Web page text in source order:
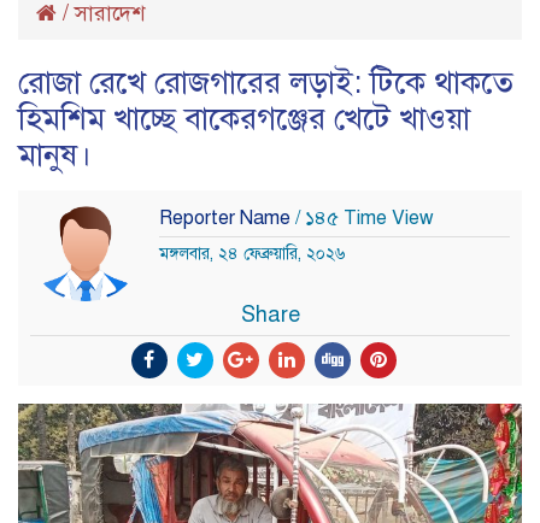
/সারাদেশ
রোজা রেখে রোজগারের লড়াই: টিকে থাকতে
হিমশিম খাচ্ছে বাকেরগঞ্জের খেটে খাওয়া
মানুষ।
Reporter Name / ১৪৫ Time View
মঙ্গলবার, ২৪ ফেব্রুয়ারি, ২০২৬
Share